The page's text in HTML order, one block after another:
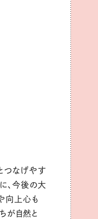
つなげやす
、今後の大
向上心も
が自然と